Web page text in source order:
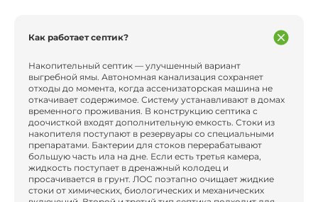
Как работает септик?
Накопительный септик — улучшенный вариант
выгребной ямы. Автономная канализация сохраняет
отходы до момента, когда ассенизаторская машина не
откачивает содержимое. Систему устанавливают в домах
временного проживания. В конструкцию септика с
доочисткой входят дополнительную емкость. Стоки из
накопителя поступают в резервуары со специальными
препаратами. Бактерии для стоков перерабатывают
большую часть ила на дне. Если есть третья камера,
жидкость поступает в дренажный колодец и
просачивается в грунт. ЛОС поэтапно очищает жидкие
стоки от химических, биологических и механических